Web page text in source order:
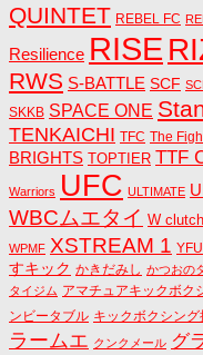
QUINTET REBEL FC
Resilience RISE
RWS S-BATTLE SCF
SKKB SPACE ONE
TENKAICHI TFC The
BRIGHTS TOPTIER TTF
Warriors UFC ULTIMATE
WBCムエタイ W clutch
WPMF XSTREAM 1 YFU
すキック かきだみし かつおの
タイジム アマチュアキックボク
ンビータブル キックボクシング
ラームエ クンクメール グ